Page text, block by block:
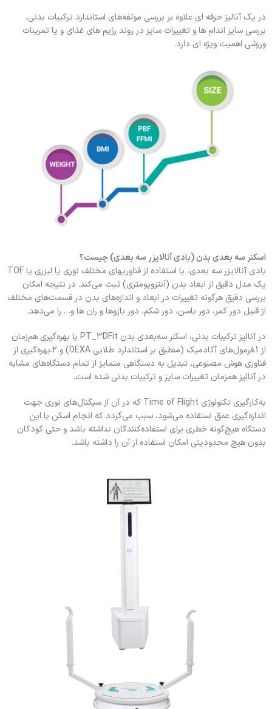
در یک آنالیز حرفه ای علاوه بر بررسی مولفه‌های استاندارد ترکیبات بدنی،
بررسی سایز اندام ها و تغییرات سایز در روند رژیم های غذای و یا تمرینات
ورزشی اهمیت ویژه ای دارد.
اسکنر سه بعدی بدن (بادی آنالایزر سه بعدی) چیست؟
بادی آنالایزر سه بعدی، با استفاده از فناوریهای مختلف نوری یا لیزری یا TOF
یک مدل دقیق از ابعاد بدن (آنتروپومتری) ثبت می‌کند. در نتیجه امکان
بررسی دقیق هرگونه تغییرات در ابعاد و اندازه‌های بدن در قسمت‌های مختلف
از قبیل دور کمر، دور باسن، دور شکم، دور بازوها و ران ها و… را می‌دهد.
در آنالیز ترکیبات بدنی، اسکنر سه‌بعدی بدن PT_3DFit با بهره‌گیری هم‌زمان
از 1.فرمول‌های آکادمیک (منطبق بر استاندارد طلایی DEXA) و 2.بهره‌گیری از
فناوری هوش مصنوعی، تبدیل به دستگاهی متمایز از تمام دستگاه‌های مشابه
در آنالیز همزمان تغییرات سایز و ترکیبات بدنی شده است.
به‌کارگیری تکنولوژی Time of Flight که در آن از سیگنال‌های نوری جهت
اندازه‌گیری عمق استفاده می‌شود، سبب می‌گردد که انجام اسکن با این
دستگاه هیچ‌گونه خطری برای استفاده‌کنندگان نداشته باشد و حتی کودکان
بدون هیچ محدودیتی امکان استفاده از آن را داشته باشد.